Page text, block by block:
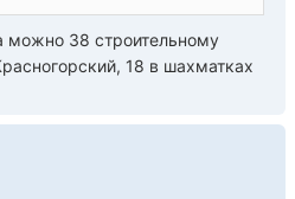
можно 38 строительному
18 в шахматках